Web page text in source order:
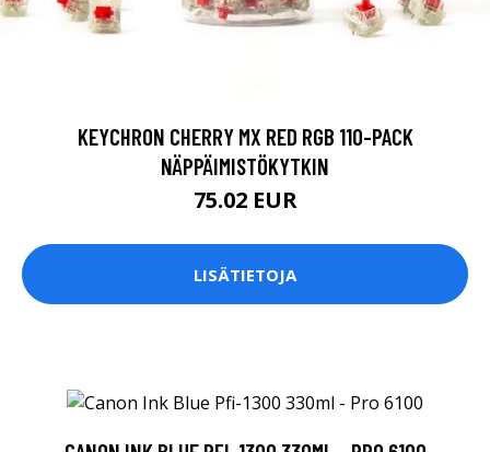
KEYCHRON CHERRY MX RED RGB 110-PACK
NÄPPÄIMISTÖKYTKIN
75.02 EUR
LISÄTIETOJA